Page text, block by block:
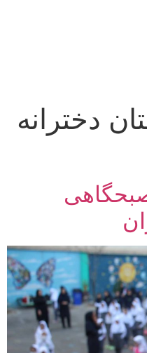
دخترانه